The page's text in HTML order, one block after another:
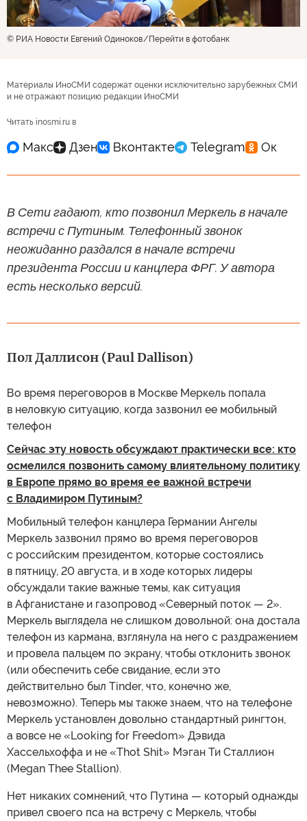
© РИА Новости Евгений Одиноков Перейти в фотобанк
Материалы ИноСМИ содержат оценки исключительно зарубежных СМИ
и не отражают позицию редакции ИноСМИ
Читать inosmi.ru в
В Сети гадают, кто позвонил Меркель в начале
встречи с Путиным. Телефонный звонок
неожиданно раздался в начале встречи
президента России и канцлера ФРГ. У автора
есть несколько версий.
Пол Даллисон (Paul Dallison)
Во время переговоров в Москве Меркель попала
в неловкую ситуацию, когда зазвонил ее мобильный
телефон
Сейчас эту новость обсуждают практически все: кто
осмелился позвонить самому влиятельному политику
в Европе прямо во время ее важной встречи
с Владимиром Путиным?
Мобильный телефон канцлера Германии Ангелы
Меркель зазвонил прямо во время переговоров
с российским президентом, которые состоялись
в пятницу, 20 августа, и в ходе которых лидеры
обсуждали такие важные темы, как ситуация
в Афганистане и газопровод «Северный поток — 2».
Меркель выглядела не слишком довольной: она достала
телефон из кармана, взглянула на него с раздражением
и провела пальцем по экрану, чтобы отклонить звонок
(или обеспечить себе свидание, если это
действительно был Tinder, что, конечно же,
невозможно). Теперь мы также знаем, что на телефоне
Меркель установлен довольно стандартный рингтон,
а вовсе не «Looking for Freedom» Дэвида
Хассельхоффа и не «Thot Shit» Мэган Ти Сталлион
(Megan Thee Stallion).
Нет никаких сомнений, что Путина — который однажды
привел своего пса на встречу с Меркель, чтобы